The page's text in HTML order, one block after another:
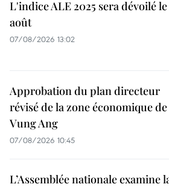
L'indice ALE 2025 sera dévoilé le
août
07/08/2026 13:02
Approbation du plan directeur
révisé de la zone économique de
Vung Ang
07/08/2026 10:45
L’Assemblée nationale examine